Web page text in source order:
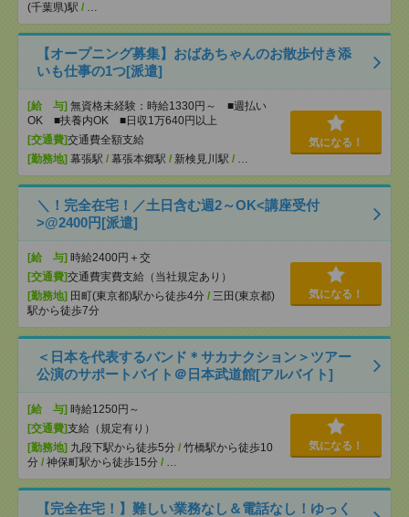
(千葉県)駅 / …
【オープニング募集】おばあちゃんのお散歩付き添
いも仕事の1つ[派遣]
[給 与] 無資格未経験：時給1330円～ ■週払い
OK ■扶養内OK ■日収1万640円以上
[交通費]交通費全額支給
[勤務地] 幕張駅 / 幕張本郷駅 / 新検見川駅 / …
気になる！
＼！完全在宅！／土日含む週2～OK<講座受付
>@2400円[派遣]
[給 与] 時給2400円＋交
[交通費]交通費実費支給（当社規定あり）
[勤務地] 田町(東京都)駅から徒歩4分 / 三田(東京都)
駅から徒歩7分
気になる！
＜日本を代表するバンド＊サカナクション＞ツアー
公演のサポートバイト＠日本武道館[アルバイト]
[給 与] 時給1250円～
[交通費]支給（規定有り）
[勤務地] 九段下駅から徒歩5分 / 竹橋駅から徒歩10
分 / 神保町駅から徒歩15分 / …
気になる！
【完全在宅！】難しい業務なし＆電話なし！ゆっく